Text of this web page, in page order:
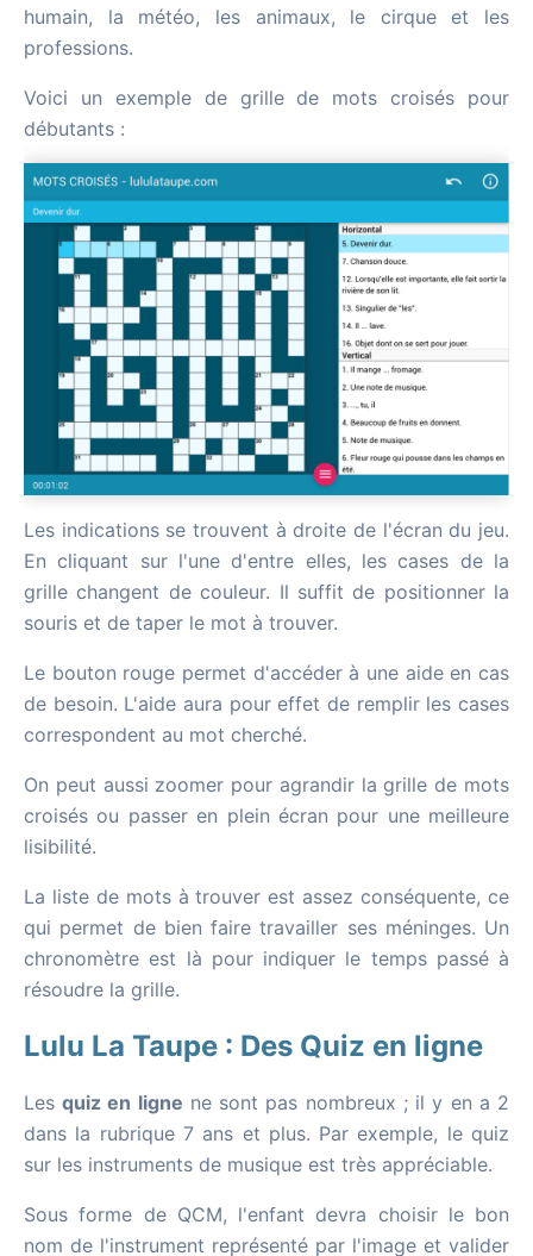
humain, la météo, les animaux, le cirque et les
professions.
Voici un exemple de grille de mots croisés pour
débutants :
Les indications se trouvent à droite de l'écran du jeu.
En cliquant sur l'une d'entre elles, les cases de la
grille changent de couleur. Il suffit de positionner la
souris et de taper le mot à trouver.
Le bouton rouge permet d'accéder à une aide en cas
de besoin. L'aide aura pour effet de remplir les cases
correspondent au mot cherché.
On peut aussi zoomer pour agrandir la grille de mots
croisés ou passer en plein écran pour une meilleure
lisibilité.
La liste de mots à trouver est assez conséquente, ce
qui permet de bien faire travailler ses méninges. Un
chronomètre est là pour indiquer le temps passé à
résoudre la grille.
Lulu La Taupe : Des Quiz en ligne
Lesquiz en ligne ne sont pas nombreux ; il y en a 2
dans la rubrique 7 ans et plus. Par exemple, le quiz
sur les instruments de musique est très appréciable.
Sous forme de QCM, l'enfant devra choisir le bon
nom de l'instrument représenté par l'image et valider